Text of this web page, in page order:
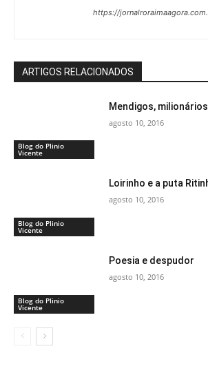
https://
ARTIGOS RELACIONADOS
Blog do Plinio
Vicente
Mendigos, milionários
agosto 10, 2016
Blog do Plinio
Vicente
Loirinho e a puta
agosto 10, 2016
Blog do Plinio
Vicente
Poesia e despudor
agosto 10, 2016